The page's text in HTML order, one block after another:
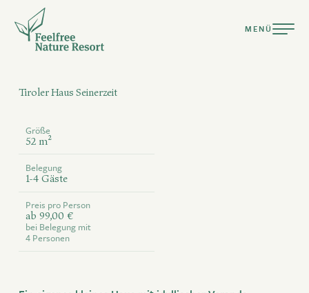
MENÜ
ENGLISH
Resort
Suiten & Chalets
Tiroler Haus Seinerzeit
Größe
52 m²
Belegung
1-4 Gäste
Preis pro Person
ab 99,00 €
bei Belegung mit
4 PersonenBereit für Urlaub ganz nach deiner Natur?